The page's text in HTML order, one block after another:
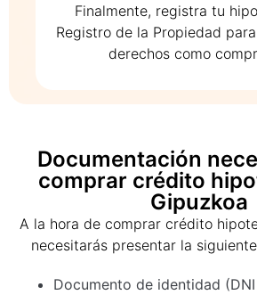
Finalmente, registra tu
Registro de la Propiedad
derechos como
Documentación
comprar crédito
Gipuzkoa
A la hora de comprar crédito
necesitarás presentar la
Documento de identidad (DNI